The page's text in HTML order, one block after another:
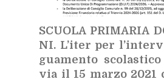
SCUO­LA PRI­MA­RIA
NI. L’i­ter per
gua­men­to
via il 15 mar­zo 2021